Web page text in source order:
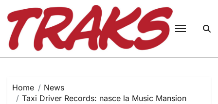
content
Home
News
Taxi Driver Records: nasce la Music Mansion